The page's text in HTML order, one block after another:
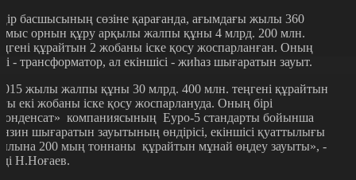
басшысының сөзіне қарағанда, ағымдағы жылы 360
орнын құру арқылы жалпы құны 4 млрд. 200 млн.
құрайтын 2 жобаны іске қосу жоспарланған. Оның
- трансформатор, ал екіншісі - жиһаз шығаратын зауыт.
жылы жалпы құны 30 млрд. 400 млн. теңгені құрайтын
екі жобаны іске қосу жоспарлануда. Оның бірі
компаниясының Еуро-5 стандарты бойынша
шығаратын зауытының өндірісі, екіншісі қуаттылығы
200 мың тоннаны құрайтын мұнай өңдеу зауыты», -
Н.Ноғаев.